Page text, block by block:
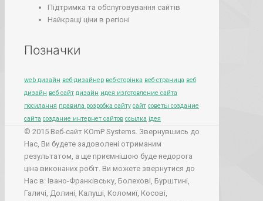
Підтримка та обслуговування сайтів
Найкращі ціни в регіоні
Позначки
web дизайн веб-дизайнер веб-сторінка веб-страница веб
дизайн веб сайт дизайн идея изготовление сайта
посилання правила розробка сайту сайт советы создание
сайта создание интернет сайтов ссылка ідея
© 2015 Веб-сайт KOmP Systems. Звернувшись до
Нас, Ви будете задоволені отриманим
результатом, а ще приємнішою буде недорога
ціна виконаних робіт. Ви можете звернутися до
Нас в: Івано-Франківську, Болехові, Бурштині,
Галичі, Долині, Калуші, Коломиї, Косові,